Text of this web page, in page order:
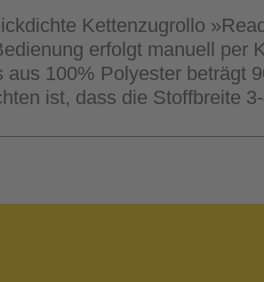
Kettenzugrollo
erfolgt manuell
100% Polyester beträgt
ist, dass die Stoffbreite